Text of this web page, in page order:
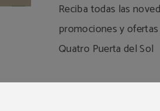
Reciba todas las
promociones y
Quatro Puerta del Sol